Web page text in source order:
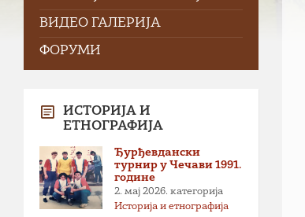
ВИДЕО ГАЛЕРИЈА
ФОРУМИ
ИСТОРИЈА И
ЕТНОГРАФИЈА
Ђурђевдански
турнир у Чечави 1991.
године
2. мај 2026. категорија
Историја и етнографија